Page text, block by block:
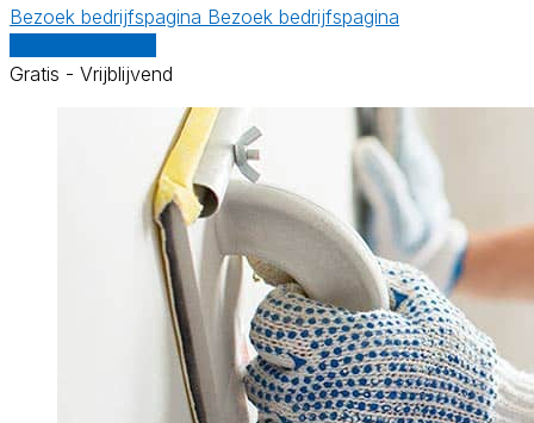
Bezoek bedrijfspagina Bezoek bedrijfspagina
Gratis - Vrijblijvend